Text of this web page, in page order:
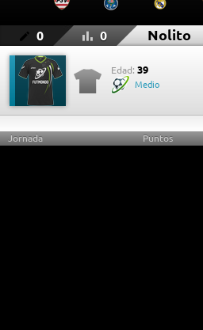
0 0 Nolito
Edad: 39
Medio
Jornada Puntos